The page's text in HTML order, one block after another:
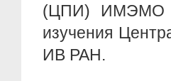
(ЦПИ) ИМЭМО
изучения
ИВ РАН.